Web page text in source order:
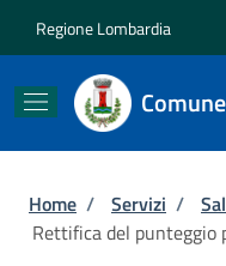
Regione Lombardia
Briciole di
Home / Servizi /
Rettifica del